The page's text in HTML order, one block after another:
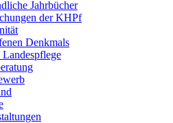
Jahrbücher
der KHPf
Denkmals